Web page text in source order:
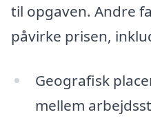
til opgaven. Andre
påvirke prisen,
Geografisk
mellem